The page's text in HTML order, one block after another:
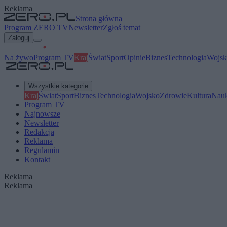
Reklama
Strona główna
Program ZERO TVNewsletterZgłoś temat
Zaloguj
Na żywoProgram TVKrajŚwiatSportOpinieBiznesTechnologia
Wszystkie kategorie
KrajŚwiatSportBiznesTechnologiaWojskoZdrowieKultura
Program TV
Najnowsze
Newsletter
Redakcja
Reklama
Regulamin
Kontakt
Reklama
Reklama